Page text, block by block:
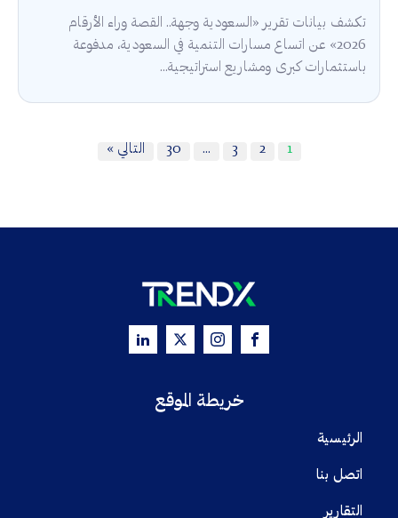
تكشف بيانات تقرير «السعودية وجهة.. القصة وراء الأرقام
2026» عن اتساع مسارات التنمية في السعودية، مدفوعة
باستثمارات كبرى ومشاريع استراتيجية...
1
2
3
…
30 التالي »
خريطة الموقع
الرئيسية
اتصل بنا
التقارير